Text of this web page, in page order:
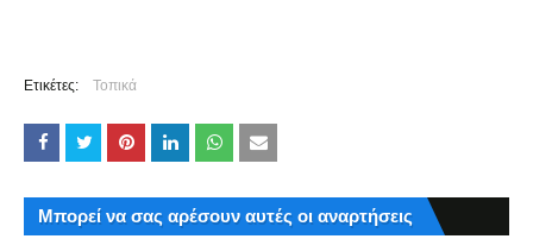
Ετικέτες: Τοπικά
Μπορεί να σας αρέσουν αυτές οι αναρτήσεις